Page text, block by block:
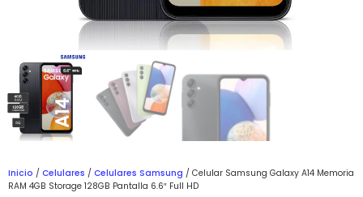
Inicio / Celulares / Celulares Samsung / Celular Samsung Galaxy A14 Memoria
RAM 4GB Storage 128GB Pantalla 6.6″ Full HD